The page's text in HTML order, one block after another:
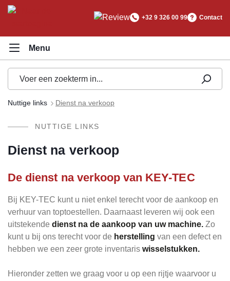
+32 9 326 00 99 Contact
Nuttige links Dienst na verkoop
NUTTIGE LINKS
Dienst na verkoop
De dienst na verkoop van KEY-TEC
Bij KEY-TEC kunt u niet enkel terecht voor de aankoop en
verhuur van toptoestellen. Daarnaast leveren wij ook een
uitstekende dienst na de aankoop van uw machine. Zo
kunt u bij ons terecht voor de herstelling van een defect en
hebben we een zeer grote inventaris wisselstukken.
Hieronder zetten we graag voor u op een rijtje waarvoor u